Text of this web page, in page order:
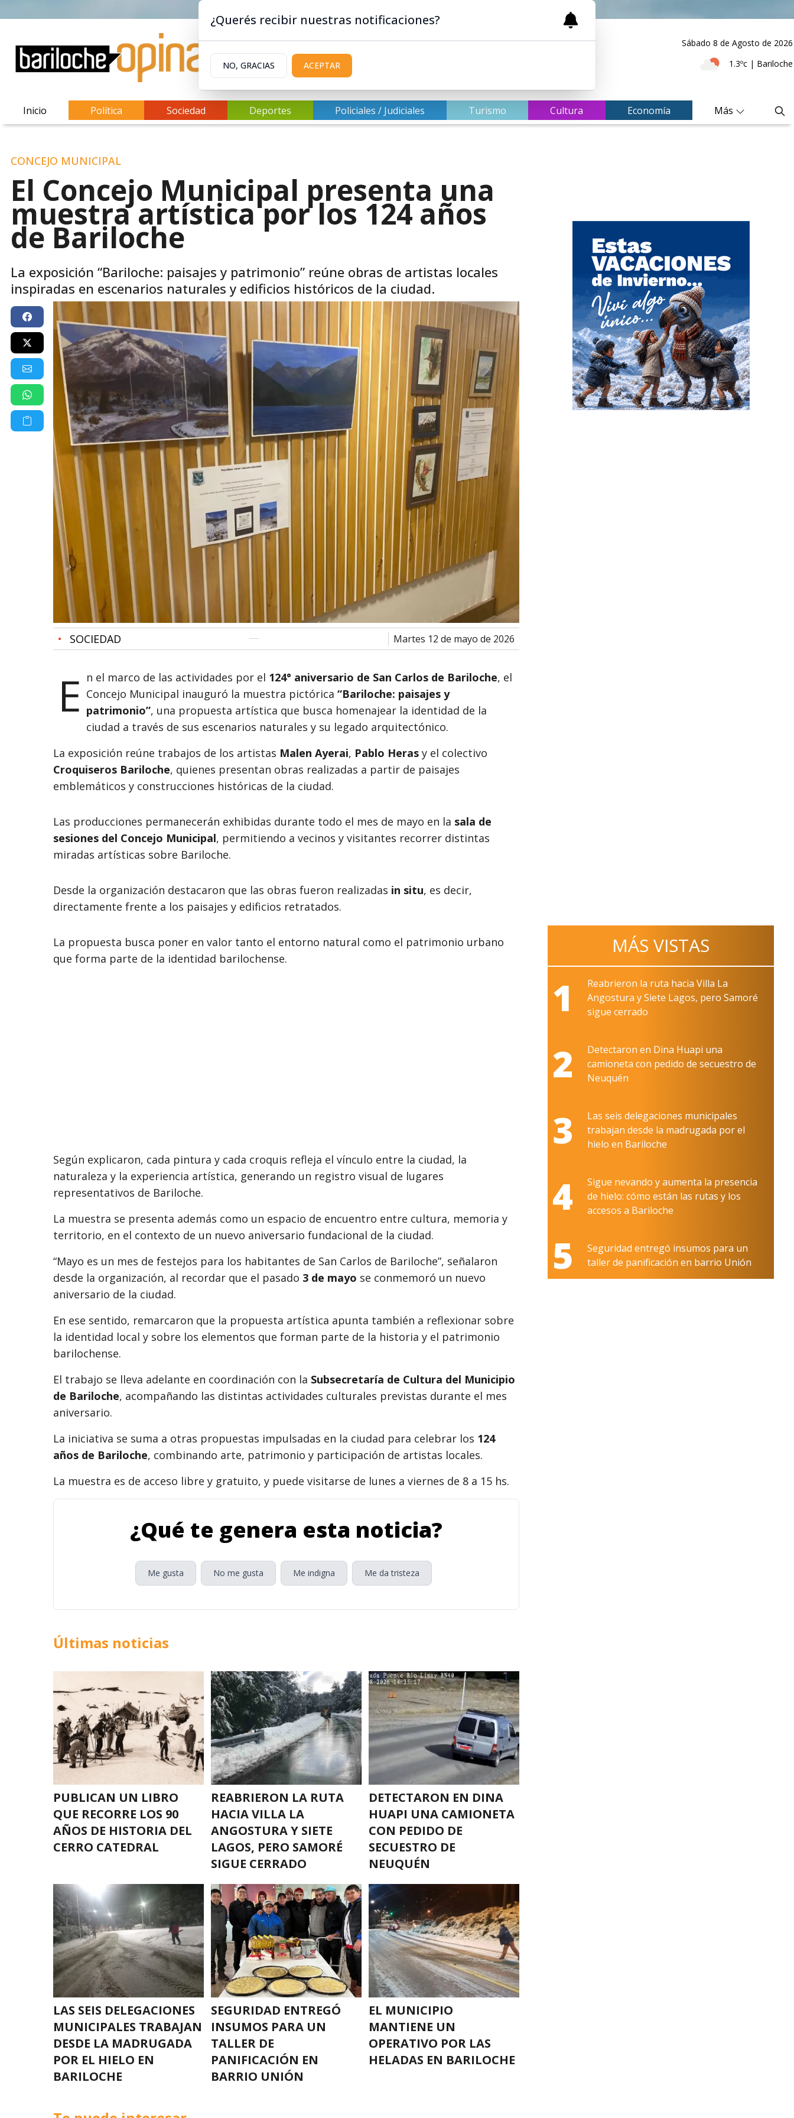
Sábado 8 de Agosto de 2026
1.3ºc | Bariloche
Inicio Política Sociedad Deportes Policiales / Judiciales Turismo Cultura Economía Más
CONCEJO MUNICIPAL
El Concejo Municipal presenta una
muestra artística por los 124 años
de Bariloche
La exposición “Bariloche: paisajes y patrimonio” reúne obras de artistas locales
inspiradas en escenarios naturales y edificios históricos de la ciudad.
• SOCIEDAD martes 12 de mayo de 2026
E n el marco de las actividades por el 124° aniversario de San Carlos de Bariloche, el
Concejo Municipal inauguró la muestra pictórica “Bariloche: paisajes y
patrimonio”, una propuesta artística que busca homenajear la identidad de la
ciudad a través de sus escenarios naturales y su legado arquitectónico.
La exposición reúne trabajos de los artistas Malen Ayerai, Pablo Herasy el colectivo
Croquiseros Bariloche, quienes presentan obras realizadas a partir de paisajes
emblemáticos y construcciones históricas de la ciudad.
Las producciones permanecerán exhibidas durante todo el mes de mayo en la sala de
sesiones del Concejo Municipal, permitiendo a vecinos y visitantes recorrer distintas
miradas artísticas sobre Bariloche.
Desde la organización destacaron que las obras fueron realizadas in situ, es decir,
directamente frente a los paisajes y edificios retratados.
La propuesta busca poner en valor tanto el entorno natural como el patrimonio urbano
que forma parte de la identidad barilochense.
Según explicaron, cada pintura y cada croquis refleja el vínculo entre la ciudad, la
naturaleza y la experiencia artística, generando un registro visual de lugares
representativos de Bariloche.
La muestra se presenta además como un espacio de encuentro entre cultura, memoria y
territorio, en el contexto de un nuevo aniversario fundacional de la ciudad.
“Mayo es un mes de festejos para los habitantes de San Carlos de Bariloche”, señalaron
desde la organización, al recordar que el pasado 3 de mayo se conmemoró un nuevo
aniversario de la ciudad.
En ese sentido, remarcaron que la propuesta artística apunta también a reflexionar sobre
la identidad local y sobre los elementos que forman parte de la historia y el patrimonio
barilochense.
El trabajo se lleva adelante en coordinación con la Subsecretaría de Cultura del Municipio
de Bariloche, acompañando las distintas actividades culturales previstas durante el mes
aniversario.
La iniciativa se suma a otras propuestas impulsadas en la ciudad para celebrar los 124
años de Bariloche, combinando arte, patrimonio y participación de artistas locales.
La muestra es de acceso libre y gratuito, y puede visitarse de lunes a viernes de 8 a 15 hs.
¿Qué te genera esta noticia?
Me gusta No me gusta Me indigna Me da tristeza
Últimas noticias
PUBLICAN UN LIBRO
QUE RECORRE LOS 90
AÑOS DE HISTORIA DEL
CERRO CATEDRAL
REABRIERON LA RUTA
HACIA VILLA LA
ANGOSTURA Y SIETE
LAGOS, PERO SAMORÉ
SIGUE CERRADO
DETECTARON EN DINA
HUAPI UNA CAMIONETA
CON PEDIDO DE
SECUESTRO DE
NEUQUÉN
LAS SEIS DELEGACIONES
MUNICIPALES TRABAJAN
DESDE LA MADRUGADA
POR EL HIELO EN
BARILOCHE
SEGURIDAD ENTREGÓ
INSUMOS PARA UN
TALLER DE
PANIFICACIÓN EN
BARRIO UNIÓN
EL MUNICIPIO
MANTIENE UN
OPERATIVO POR LAS
HELADAS EN BARILOCHE
MÁS VISTAS
1
Reabrieron la ruta hacia Villa La
Angostura y Siete Lagos, pero Samoré
sigue cerrado
2
Detectaron en Dina Huapi una
camioneta con pedido de secuestro de
Neuquén
3
Las seis delegaciones municipales
trabajan desde la madrugada por el
hielo en Bariloche
4
Sigue nevando y aumenta la presencia
de hielo: cómo están las rutas y los
accesos a Bariloche
5
Seguridad entregó insumos para un
taller de panificación en barrio Unión
¿Querés recibir nuestras notificaciones?
NO, GRACIAS ACEPTAR